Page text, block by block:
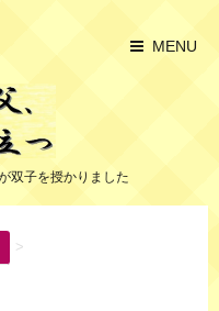
MENU
双子を授かりました
>